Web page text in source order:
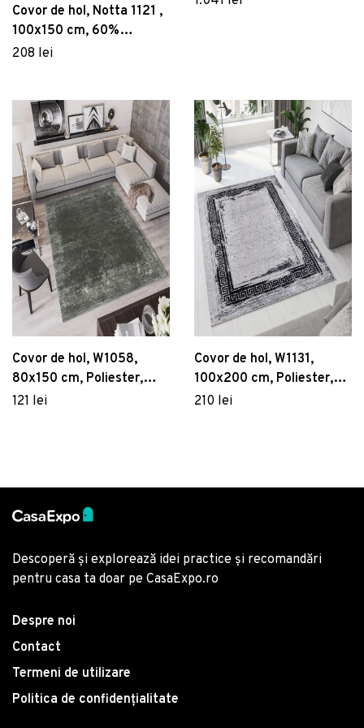
Covor de hol, Notta 1121 ,
100x150 cm, 60%
polipropilena/40%
208 lei
Covor de hol, W1058,
80x150 cm, Poliester,
Multicolor
121 lei
Covor de hol, W1131,
100x200 cm, Poliester,
Multicolor
210 lei
Descoperă și explorează idei practice și recomandări
pentru casa ta doar pe CasaExpo.ro
Despre noi
Contact
Termeni de utilizare
Politica de confidențialitate